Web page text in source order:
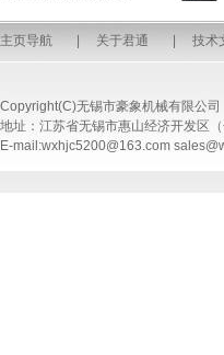
主页导航 关于君通 技术
Copyright(C)无锡市豪象机械有限公
地址：江苏省无锡市惠山经济开发区
E-mail:wxhjc5200@163.com